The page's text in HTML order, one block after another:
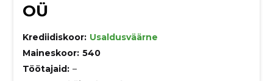
OÜ
Krediidiskoor: Usaldusväärne
Maineskoor: 540
Töötajaid: –